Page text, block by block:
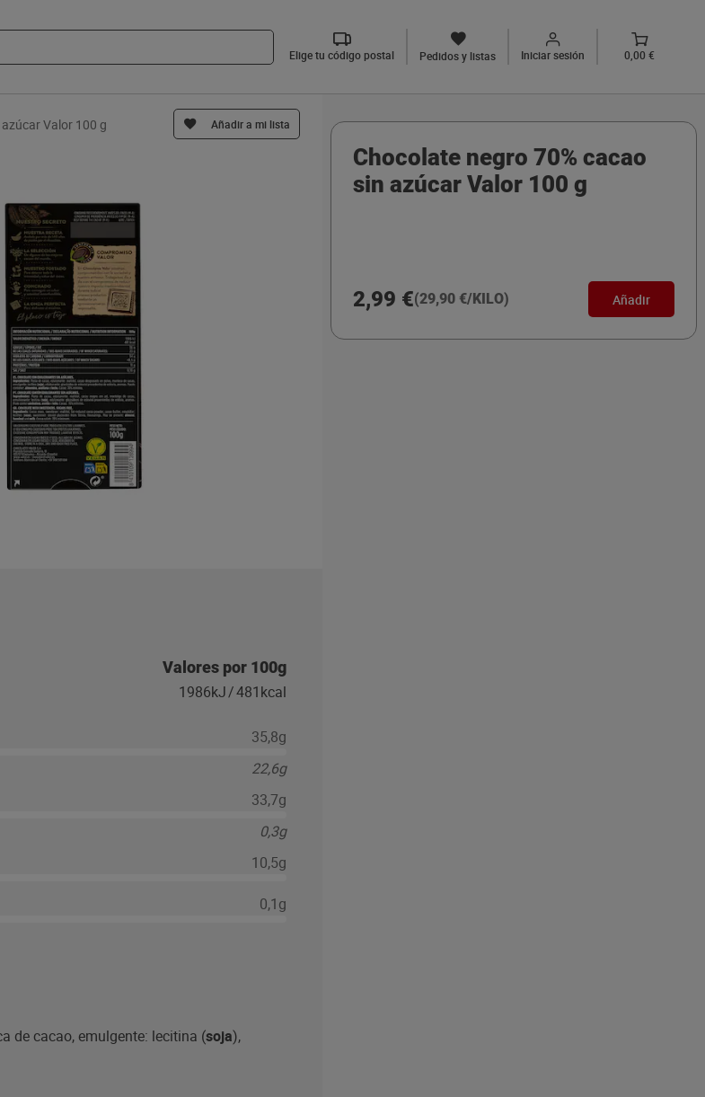
Elige tu código postal Pedidos y listas Iniciar sesión 0,00 €
Valor 100 g Añadir a mi lista
Valores por 100g
1986kJ/481kcal
35,8g
22,6g
33,7g
0,3g
10,5g
0,1g
de cacao, emulgente: lecitina (soja),
Chocolate negro 70% cacao
sin azúcar Valor 100 g
2,99 €(29,90 €/KILO) Añadir